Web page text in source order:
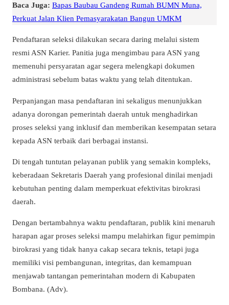
Baca Juga: Bapas Baubau Gandeng Rumah BUMN Muna,
Perkuat Jalan Klien Pemasyarakatan Bangun UMKM
Pendaftaran seleksi dilakukan secara daring melalui sistem
resmi ASN Karier. Panitia juga mengimbau para ASN yang
memenuhi persyaratan agar segera melengkapi dokumen
administrasi sebelum batas waktu yang telah ditentukan.
Perpanjangan masa pendaftaran ini sekaligus menunjukkan
adanya dorongan pemerintah daerah untuk menghadirkan
proses seleksi yang inklusif dan memberikan kesempatan setara
kepada ASN terbaik dari berbagai instansi.
Di tengah tuntutan pelayanan publik yang semakin kompleks,
keberadaan Sekretaris Daerah yang profesional dinilai menjadi
kebutuhan penting dalam memperkuat efektivitas birokrasi
daerah.
Dengan bertambahnya waktu pendaftaran, publik kini menaruh
harapan agar proses seleksi mampu melahirkan figur pemimpin
birokrasi yang tidak hanya cakap secara teknis, tetapi juga
memiliki visi pembangunan, integritas, dan kemampuan
menjawab tantangan pemerintahan modern di Kabupaten
Bombana. (Adv).